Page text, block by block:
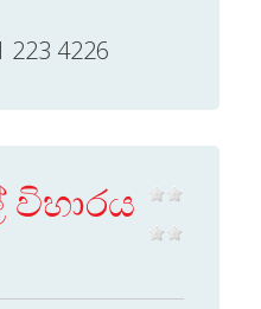
223 4226